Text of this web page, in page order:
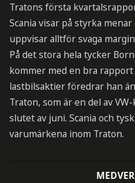
Tratons första
Scania visar på styrka
uppvisar alltför svaga
På det stora hela tycker
kommer med en bra
lastbilsaktier föredrar han
Traton, som är en del av
slutet av juni. Scania och
varumärkena inom Traton.